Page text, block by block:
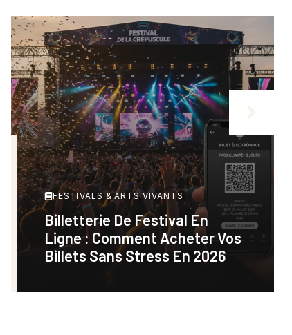
FESTIVALS & ARTS VIVANTS
Billetterie De Festival En
Ligne : Comment Acheter Vos
Billets Sans Stress En 2026